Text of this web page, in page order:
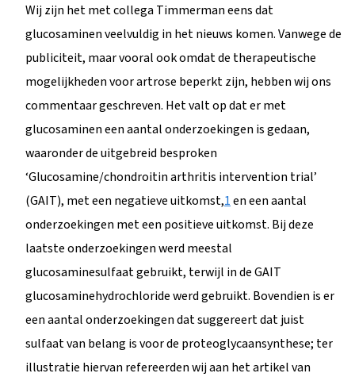
Wij zijn het met collega Timmerman eens dat
glucosaminen veelvuldig in het nieuws komen. Vanwege de
publiciteit, maar vooral ook omdat de therapeutische
mogelijkheden voor artrose beperkt zijn, hebben wij ons
commentaar geschreven. Het valt op dat er met
glucosaminen een aantal onderzoekingen is gedaan,
waaronder de uitgebreid besproken
‘Glucosamine/chondroitin arthritis intervention trial’
(GAIT), met een negatieve uitkomst,1en een aantal
onderzoekingen met een positieve uitkomst. Bij deze
laatste onderzoekingen werd meestal
glucosaminesulfaat gebruikt, terwijl in de GAIT
glucosaminehydrochloride werd gebruikt. Bovendien is er
een aantal onderzoekingen dat suggereert dat juist
sulfaat van belang is voor de proteoglycaansynthese; ter
illustratie hiervan refereerden wij aan het artikel van